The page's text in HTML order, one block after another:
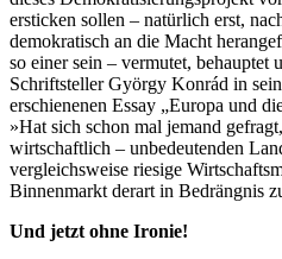
ersticken sollen – natürlich erst,
demokratisch an die Macht
so einer sein – vermutet, behauptet
Schriftsteller György Konrád in
erschienenen Essay „Europa und
»Hat sich schon mal jemand
wirtschaftlich – unbedeutenden
vergleichsweise riesige
Binnenmarkt derart in Bedrängnis
Und jetzt ohne Ironie!